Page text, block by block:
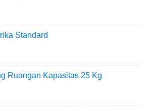
Standard
Ruangan Kapasitas 25 Kg